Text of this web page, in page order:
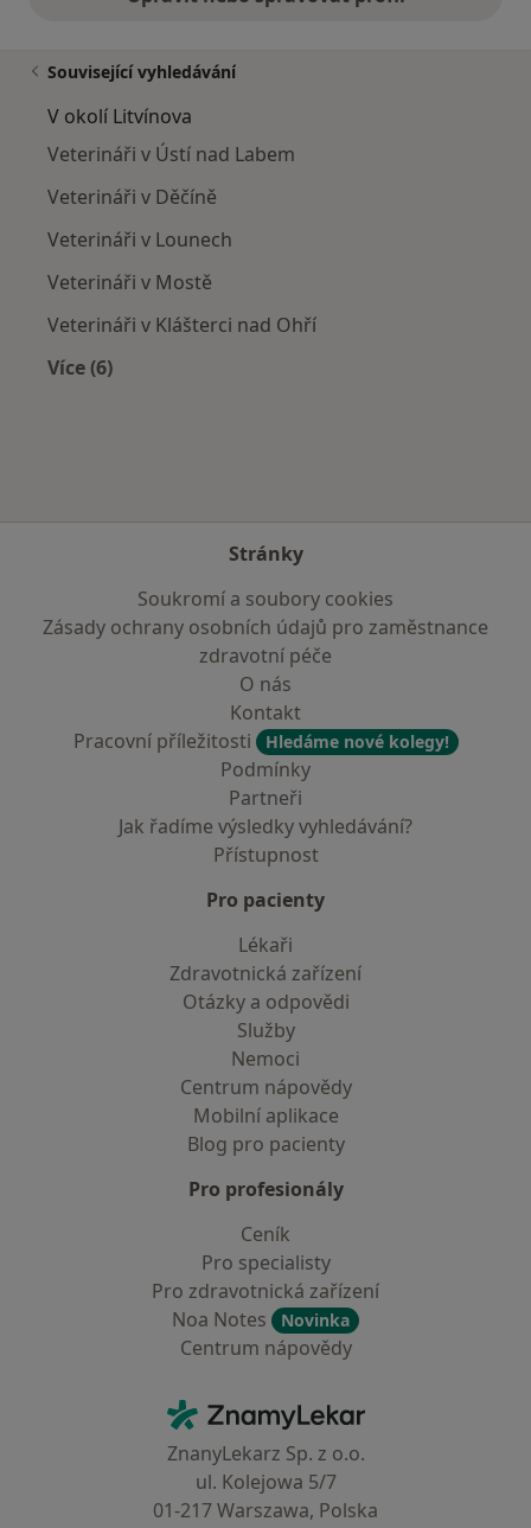
Související vyhledávání
V okolí Litvínova
Veterináři v Ústí nad Labem
Veterináři v Děčíně
Veterináři v Lounech
Veterináři v Mostě
Veterináři v Klášterci nad Ohří
Více (6)
Stránky
Soukromí a soubory cookies
Zásady ochrany osobních údajů pro zaměstnance
zdravotní péče
O nás
Kontakt
Pracovní příležitosti
Hledáme nové kolegy!
Podmínky
Partneři
Jak řadíme výsledky vyhledávání?
Přístupnost
Pro pacienty
Lékaři
Zdravotnická zařízení
Otázky a odpovědi
Služby
Nemoci
Centrum nápovědy
Mobilní aplikace
Blog pro pacienty
Pro profesionály
Ceník
Pro specialisty
Pro zdravotnická zařízení
Noa Notes
Novinka
Centrum nápovědy
ZnamyLekar - Hlavní stránka
ZnanyLekarz Sp. z o.o.
ul. Kolejowa 5/7
01-217 Warszawa, Polska